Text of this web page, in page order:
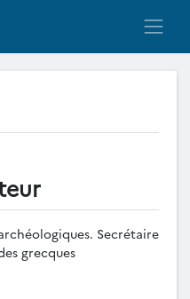
Secrétaire
grecques